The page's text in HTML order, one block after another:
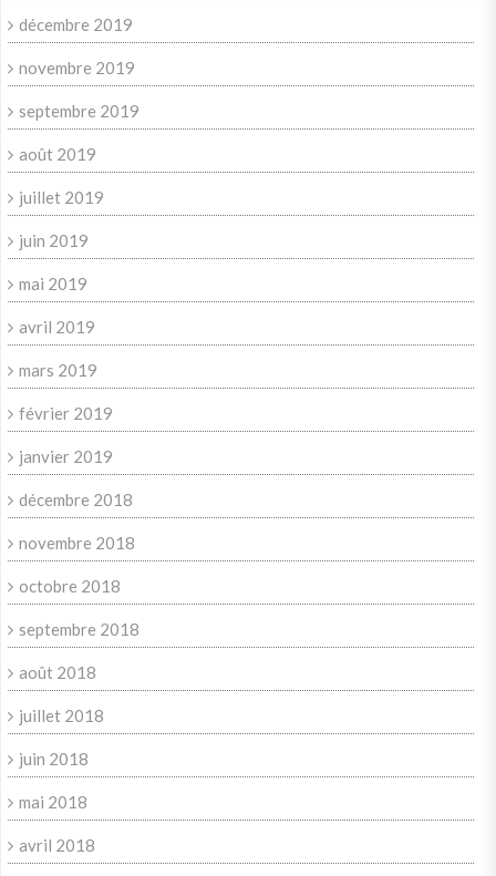
décembre 2019
novembre 2019
septembre 2019
août 2019
juillet 2019
juin 2019
mai 2019
avril 2019
mars 2019
février 2019
janvier 2019
décembre 2018
novembre 2018
octobre 2018
septembre 2018
août 2018
juillet 2018
juin 2018
mai 2018
avril 2018